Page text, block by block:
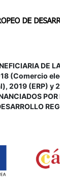
DE
(Comercio
2019 (ERP) y
POR